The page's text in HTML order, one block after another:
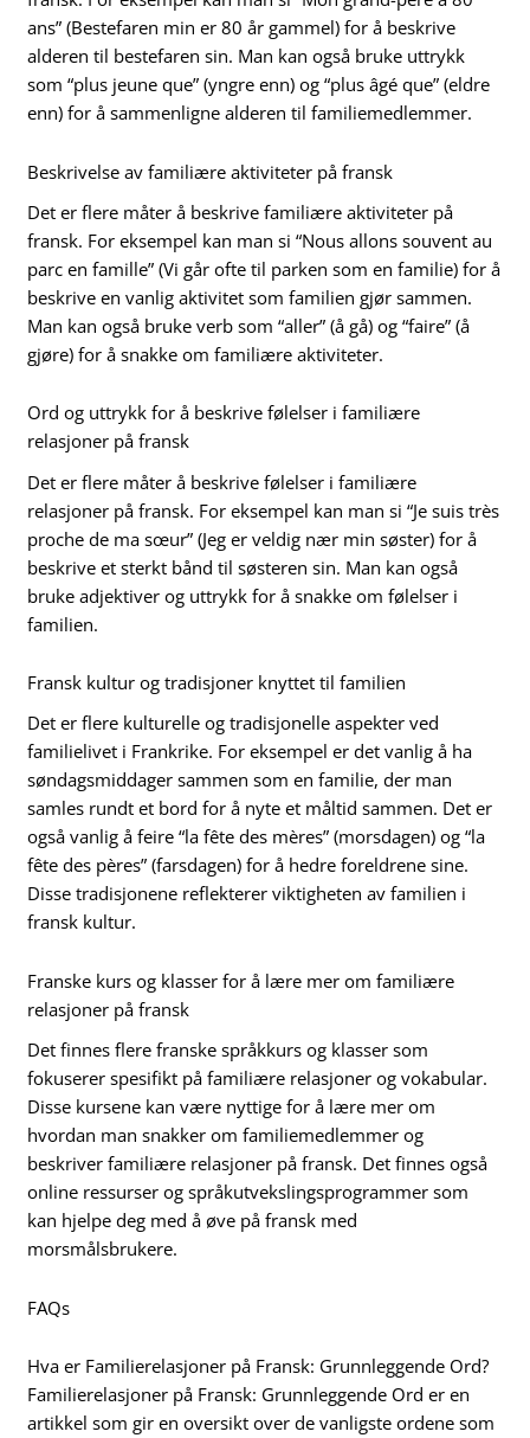
ans” (Bestefaren min er 80 år gammel) for å beskrive
alderen til bestefaren sin. Man kan også bruke uttrykk
som “plus jeune que” (yngre enn) og “plus âgé que” (eldre
enn) for å sammenligne alderen til familiemedlemmer.
Beskrivelse av familiære aktiviteter på fransk
Det er flere måter å beskrive familiære aktiviteter på
fransk. For eksempel kan man si “Nous allons souvent au
parc en famille” (Vi går ofte til parken som en familie) for å
beskrive en vanlig aktivitet som familien gjør sammen.
Man kan også bruke verb som “aller” (å gå) og “faire” (å
gjøre) for å snakke om familiære aktiviteter.
Ord og uttrykk for å beskrive følelser i familiære
relasjoner på fransk
Det er flere måter å beskrive følelser i familiære
relasjoner på fransk. For eksempel kan man si “Je suis très
proche de ma sœur” (Jeg er veldig nær min søster) for å
beskrive et sterkt bånd til søsteren sin. Man kan også
bruke adjektiver og uttrykk for å snakke om følelser i
familien.
Fransk kultur og tradisjoner knyttet til familien
Det er flere kulturelle og tradisjonelle aspekter ved
familielivet i Frankrike. For eksempel er det vanlig å ha
søndagsmiddager sammen som en familie, der man
samles rundt et bord for å nyte et måltid sammen. Det er
også vanlig å feire “la fête des mères” (morsdagen) og “la
fête des pères” (farsdagen) for å hedre foreldrene sine.
Disse tradisjonene reflekterer viktigheten av familien i
fransk kultur.
Franske kurs og klasser for å lære mer om familiære
relasjoner på fransk
Det finnes flere franske språkkurs og klasser som
fokuserer spesifikt på familiære relasjoner og vokabular.
Disse kursene kan være nyttige for å lære mer om
hvordan man snakker om familiemedlemmer og
beskriver familiære relasjoner på fransk. Det finnes også
online ressurser og språkutvekslingsprogrammer som
kan hjelpe deg med å øve på fransk med
morsmålsbrukere.
FAQs
Hva er Familierelasjoner på Fransk: Grunnleggende Ord?
Familierelasjoner på Fransk: Grunnleggende Ord er en
artikkel som gir en oversikt over de vanligste ordene som